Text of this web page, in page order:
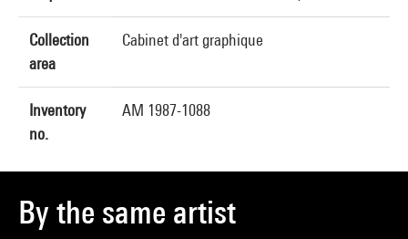
Collection
area
Cabinet d'art graphique
Inventory
no.
AM 1987-1088
By the same artist